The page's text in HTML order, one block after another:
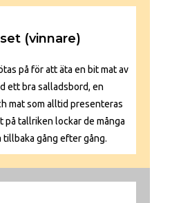
(vinnare)
på för att äta en bit mat av
ett bra salladsbord, en
mat som alltid presenteras
på tallriken lockar de många
tillbaka gång efter gång.